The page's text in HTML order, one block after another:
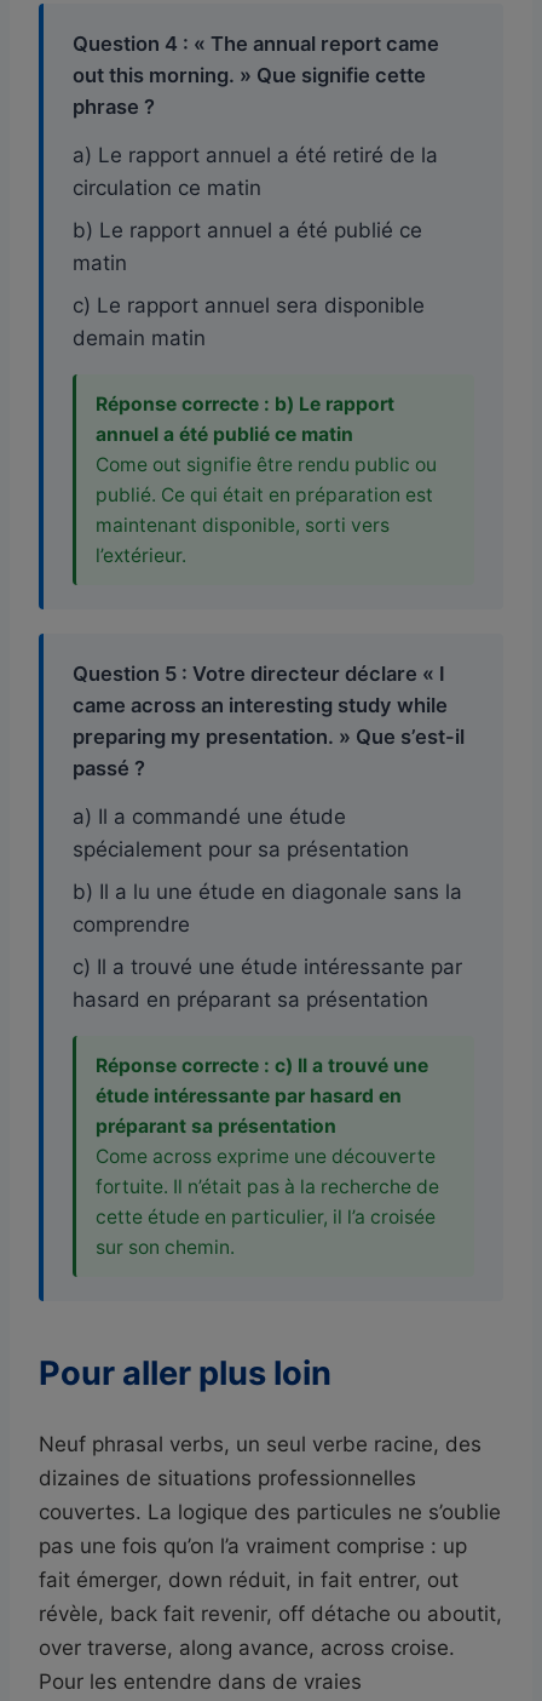
Question 4 : « The annual report came
out this morning. » Que signifie cette
phrase ?
a) Le rapport annuel a été retiré de la
circulation ce matin
b) Le rapport annuel a été publié ce
matin
c) Le rapport annuel sera disponible
demain matin
Réponse correcte : b) Le rapport
annuel a été publié ce matin
Come out signifie être rendu public ou
publié. Ce qui était en préparation est
maintenant disponible, sorti vers
l’extérieur.
Question 5 : Votre directeur déclare « I
came across an interesting study while
preparing my presentation. » Que s’est-il
passé ?
a) Il a commandé une étude
spécialement pour sa présentation
b) Il a lu une étude en diagonale sans la
comprendre
c) Il a trouvé une étude intéressante par
hasard en préparant sa présentation
Réponse correcte : c) Il a trouvé une
étude intéressante par hasard en
préparant sa présentation
Come across exprime une découverte
fortuite. Il n’était pas à la recherche de
cette étude en particulier, il l’a croisée
sur son chemin.
Pour aller plus loin
Neuf phrasal verbs, un seul verbe racine, des
dizaines de situations professionnelles
couvertes. La logique des particules ne s’oublie
pas une fois qu’on l’a vraiment comprise : up
fait émerger, down réduit, in fait entrer, out
révèle, back fait revenir, off détache ou aboutit,
over traverse, along avance, across croise.
Pour les entendre dans de vraies